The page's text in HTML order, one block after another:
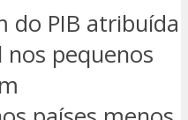
do PIB atribuída
nos pequenos